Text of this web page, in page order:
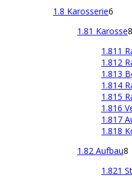
1.8 Karosserie6
1.81 Karosse8
1.811
1.812
1.813
1.814
1.815
1.816
1.817
1.818
1.82 Aufbau8
1.821